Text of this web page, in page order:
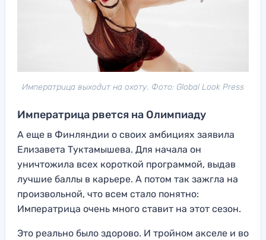
Императрица выходит на охоту. Фото: Global Look Press
Императрица рвется на Олимпиаду
А еще в Финляндии о своих амбициях заявила
Елизавета Туктамышева. Для начала он
уничтожила всех короткой программой, выдав
лучшие баллы в карьере. А потом так зажгла на
произвольной, что всем стало понятно:
Императрица очень много ставит на этот сезон.
Это реально было здорово. И тройном акселе и во